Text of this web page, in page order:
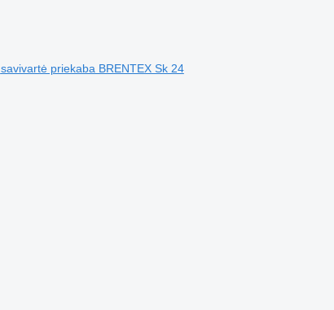
savivartė priekaba BRENTEX Sk 24